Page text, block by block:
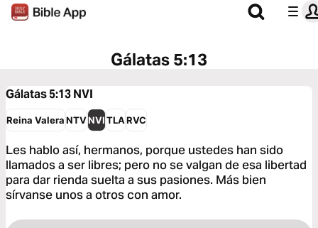
Gálatas 5:13
Gálatas 5:13NVI
Reina ValeraNTVNVITLARVC
Les hablo así, hermanos, porque ustedes han sido
llamados a ser libres; pero no se valgan de esa libertad
para dar rienda suelta a sus pasiones. Más bien
sírvanse unos a otros con amor.